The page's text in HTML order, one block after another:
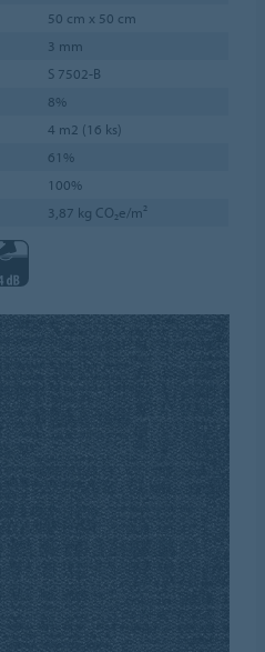
50 cm x 50 cm
3 mm
S 7502-B
8%
4 m2 (16 ks)
61%
100%
3,87 kg CO₂e/m²